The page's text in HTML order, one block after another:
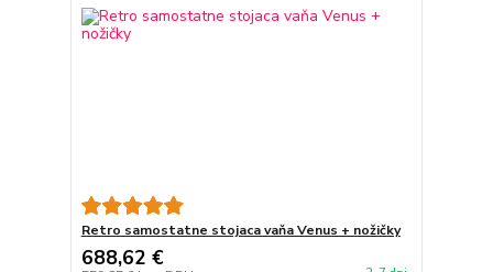
Retro samostatne stojaca vaňa Venus + nožičky
688,62 €